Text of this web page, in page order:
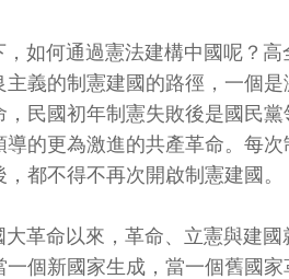
如何通過憲法建構中國呢？ 高
主義的制憲建國的路徑， 一個是
民國初年制憲失敗後是國民
的更為激進的共產革命。每
都不得不再次開啟制憲建國。
革命以來，革命、 立憲與建
一個新國家生成，當一個舊國